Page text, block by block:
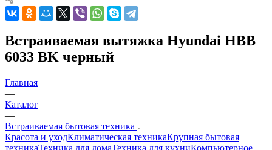
Встраиваемая вытяжка Hyundai HBB
6033 BK черный
Главная
—
Каталог
—
Встраиваемая бытовая техника
Красота и уходКлиматическая техникаКрупная бытовая
техникаТехника для домаТехника для кухниКомпьютерное